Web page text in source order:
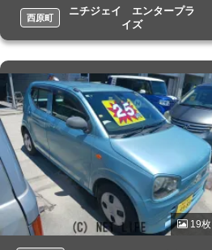
西原町
ニチジェイ エンタープラ
イズ
19枚